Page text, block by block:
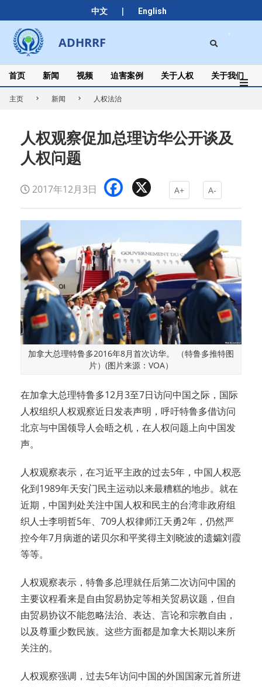
中文 | English
to
content
ADHRRF
Secondary
Navigation
Menu
首页 新闻 视频 迫害案例 关于人权 关于我们
主页 新闻 人权法治
人权观察促加总理访华公开谈及
人权问题
2017年12月3日 Facebook A+ A-
加拿大总理特鲁多2016年8月首次访华。 （特鲁多推特图
片）(图片来源：VOA）
在加拿大总理特鲁多12月3至7日访问中国之际，国际
人权组织人权观察近日发表声明，呼吁特鲁多借访问
北京与中国领导人会晤之机，在人权问题上向中国发
声。
人权观察表示，在习近平主政的过去5年，中国人权恶
化到1989年天安门民主运动以来最糟糕的地步。就在
近期，中国判处关注中国人权和民主的台湾非政府组
织人士李明哲5年、709人权律师江天勇2年，仍然严
控今年7月病逝的诺贝尔和平奖得主刘晓波的遗孀刘霞
等等。
人权观察表示，特鲁多总理就任后第二次访问中国的
主要议程看来是自由贸易协定等相关贸易议题，但自
由贸易协议不能忽略法治、表达、言论和宗教自由，
以及尊重少数民族。这些方面都是加拿大长期以来所
关注的。
人权观察强调，过去5年访问中国的外国国家元首所进